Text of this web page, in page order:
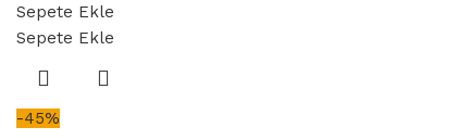
Sepete Ekle
Sepete Ekle
-45%